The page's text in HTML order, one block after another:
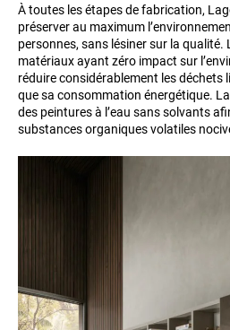
À toutes les étapes de fabrication,
préserver au maximum
personnes, sans lésiner sur la qualité.
matériaux ayant zéro impact sur
réduire considérablement les déchets
que sa consommation énergétique.
des peintures à l’eau sans solvants
substances organiques volatiles